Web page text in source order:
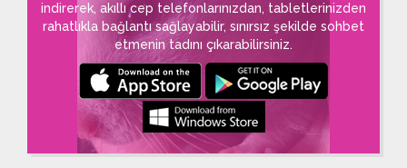
indirerek, akıllı cep telefonlarınızdan, tabletlerinizden
rahatlıkla bağlantı sağlayabilir, sınırsız şekilde sohbet
etmenin tadını çıkarabilirsiniz.